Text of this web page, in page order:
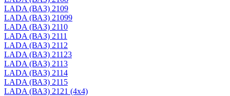
LADA (ВАЗ) 2109
LADA (ВАЗ) 21099
LADA (ВАЗ) 2110
LADA (ВАЗ) 2111
LADA (ВАЗ) 2112
LADA (ВАЗ) 21123
LADA (ВАЗ) 2113
LADA (ВАЗ) 2114
LADA (ВАЗ) 2115
LADA (ВАЗ) 2121 (4x4)